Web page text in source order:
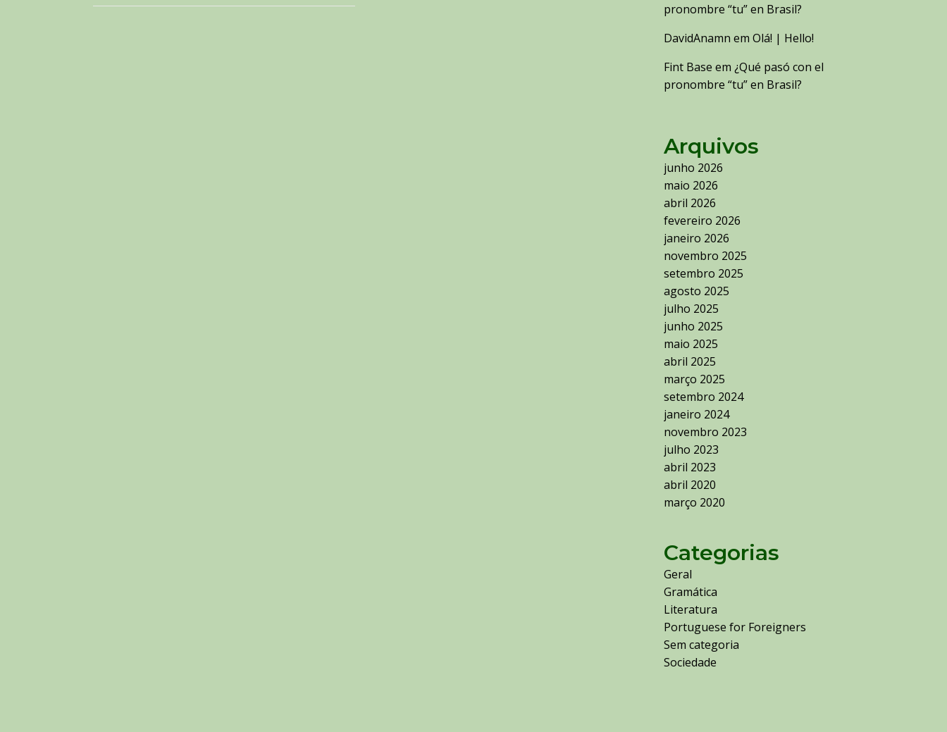
pronombre “tu” en Brasil?
DavidAnamn em Olá! | Hello!
Fint Base em ¿Qué pasó con el
pronombre “tu” en Brasil?
Arquivos
junho 2026
maio 2026
abril 2026
fevereiro 2026
janeiro 2026
novembro 2025
setembro 2025
agosto 2025
julho 2025
junho 2025
maio 2025
abril 2025
março 2025
setembro 2024
janeiro 2024
novembro 2023
julho 2023
abril 2023
abril 2020
março 2020
Categorias
Geral
Gramática
Literatura
Portuguese for Foreigners
Sem categoria
Sociedade